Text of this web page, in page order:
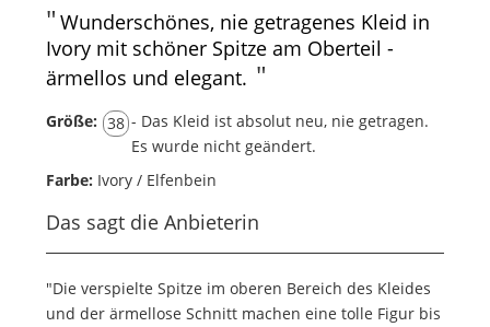
" Wunderschönes, nie getragenes Kleid in
Ivory mit schöner Spitze am Oberteil -
ärmellos und elegant. "
Größe: 38 - Das Kleid ist absolut neu, nie getragen.
Es wurde nicht geändert.
Farbe: Ivory / Elfenbein
Das sagt die Anbieterin
"Die verspielte Spitze im oberen Bereich des Kleides
und der ärmellose Schnitt machen eine tolle Figur bis